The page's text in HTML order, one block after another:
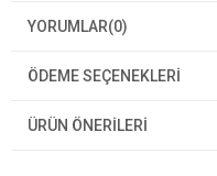
YORUMLAR(0)
ÖDEME SEÇENEKLERI
ÜRÜN ÖNERILERI